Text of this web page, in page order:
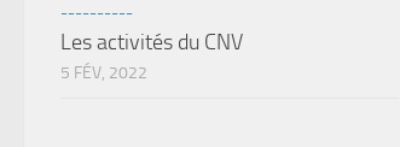
----------
Les activités du CNV
5 FÉV, 2022